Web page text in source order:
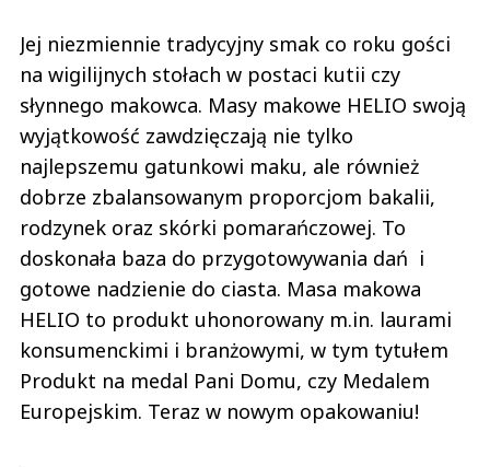
Jej niezmiennie tradycyjny smak co roku gości
na wigilijnych stołach w postaci kutii czy
słynnego makowca. Masy makowe HELIO swoją
wyjątkowość zawdzięczają nie tylko
najlepszemu gatunkowi maku, ale również
dobrze zbalansowanym proporcjom bakalii,
rodzynek oraz skórki pomarańczowej. To
doskonała baza do przygotowywania dań i
gotowe nadzienie do ciasta. Masa makowa
HELIO to produkt uhonorowany m.in. laurami
konsumenckimi i branżowymi, w tym tytułem
Produkt na medal Pani Domu, czy Medalem
Europejskim. Teraz w nowym opakowaniu!